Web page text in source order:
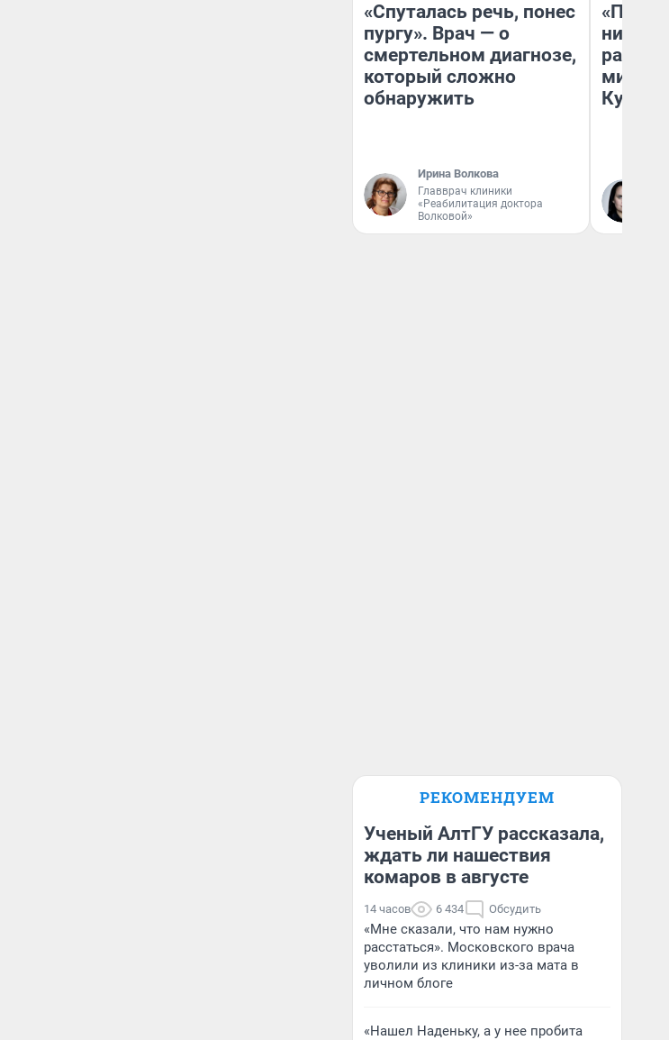
«Спуталась речь, понес
пургу». Врач — о
смертельном диагнозе,
который сложно
обнаружить
Ирина Волкова
Главврач клиники
«Реабилитация доктора
Волковой»
Кузи в
РЕКОМЕНДУЕМ
Ученый АлтГУ рассказала,
ждать ли нашествия
комаров в августе
14 часов 6 434 Обсудить
«Мне сказали, что нам нужно
расстаться». Московского врача
уволили из клиники из-за мата в
личном блоге
«Нашел Наденьку, а у нее пробита